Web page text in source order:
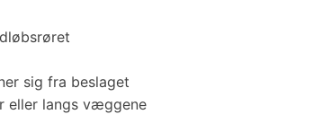
sig fra beslaget
eller langs væggene